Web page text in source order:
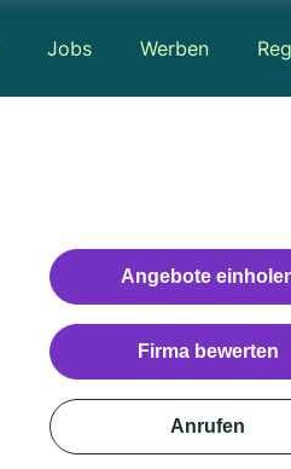
Jobs Werben
Angebote
Firma bewerten
Anrufen